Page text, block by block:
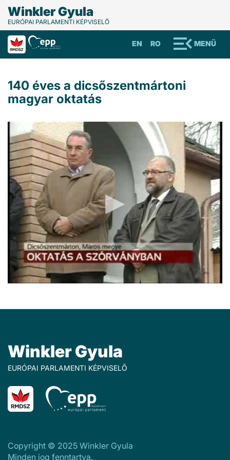
Winkler Gyula
EURÓPAI PARLAMENTI KÉPVISELŐ
MENÜ
RO
EN
140 éves a dicsőszentmártoni
magyar oktatás
Winkler Gyula
EURÓPAI PARLAMENTI KÉPVISELŐ
Copyright © 2025 Winkler Gyula
Minden jog fenntartva.